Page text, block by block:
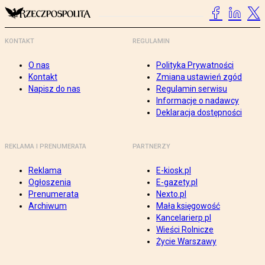
KONTAKT
O nas
Kontakt
Napisz do nas
REGULAMIN
Polityka Prywatności
Zmiana ustawień zgód
Regulamin serwisu
Informacje o nadawcy
Deklaracja dostępności
REKLAMA I PRENUMERATA
Reklama
Ogłoszenia
Prenumerata
Archiwum
PARTNERZY
E-kiosk.pl
E-gazety.pl
Nexto.pl
Mała księgowość
Kancelarierp.pl
Wieści Rolnicze
Życie Warszawy